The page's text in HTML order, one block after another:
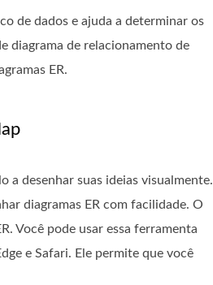
de dados e ajuda a determinar os
diagrama de relacionamento de
ER.
a desenhar suas ideias visualmente.
diagramas ER com facilidade. O
Você pode usar essa ferramenta
e Safari. Ele permite que você